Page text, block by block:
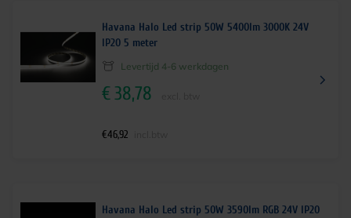
Havana Halo Led strip 50W 5400lm 3000K 24V
IP20 5 meter
Levertijd 4-6 werkdagen
€38,78
€46,92
Havana Halo Led strip 50W 3590lm RGB 24V IP20